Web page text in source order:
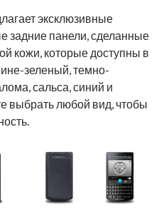
эксклюзивные
задние панели, сделанные
кожи, которые доступны в
зеленый, темно-
сальса, синий и
выбрать любой вид, чтобы